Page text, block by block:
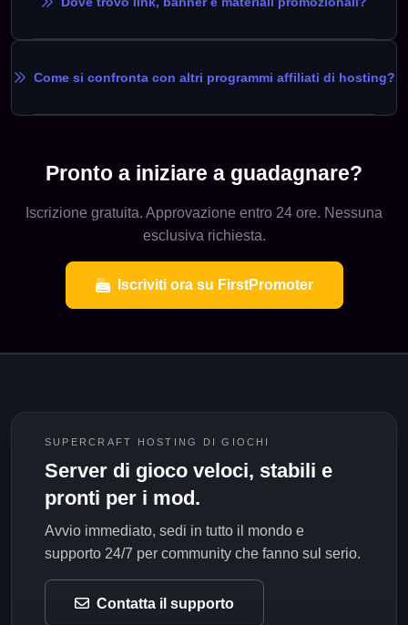
Come si confronta con altri programmi affiliati di hosting?
Pronto a iniziare a guadagnare?
Iscrizione gratuita. Approvazione entro 24 ore. Nessuna
esclusiva richiesta.
Iscriviti ora su FirstPromoter
SUPERCRAFT HOSTING DI GIOCHI
Server di gioco veloci, stabili e
pronti per i mod.
Avvio immediato, sedi in tutto il mondo e
supporto 24/7 per community che fanno sul serio.
Contatta il supporto